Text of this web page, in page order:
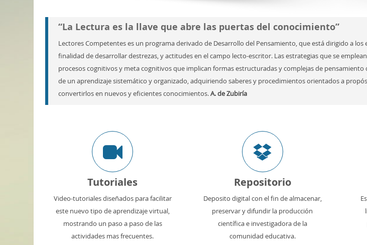
“La Lectura es la llave que abre las puertas del conocimiento”
Lectores Competentes es un programa derivado de Desarrollo del Pensamiento, que está dirigido a los
finalidad de desarrollar destrezas, y actitudes en el campo lecto-escritor. Las estrategias que se
procesos cognitivos y meta cognitivos que implican formas estructuradas y complejas de
de un aprendizaje sistemático y organizado, adquiriendo saberes y procedimientos orientados a
convertirlos en nuevos y eficientes conocimientos.A. de Zubiría
Tutoriales
Video-tutoriales diseñados para facilitar
este nuevo tipo de aprendizaje virtual,
mostrando un paso a paso de las
actividades mas frecuentes.
Repositorio
Deposito digital con el fin de almacenar,
preservar y difundir la producción
científica e investigadora de la
comunidad educativa.